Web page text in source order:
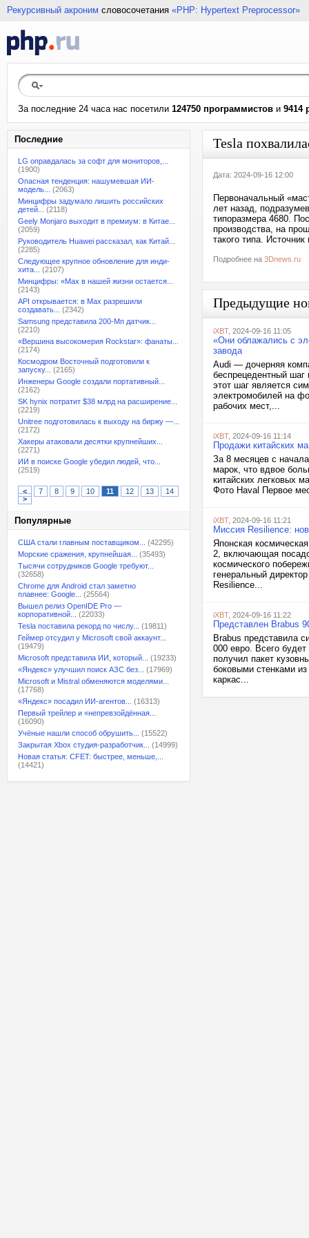
Рекурсивный акроним словосочетания «PHP: Hypertext Preprocessor»
За последние 24 часа нас посетили 124750 программистов и 9414
Последние
LG оправдалась за софт для мониторов,...
(1900)
Опасная тенденция: нашумевшая ИИ-
модель...
(2063)
Минцифры задумало лишить российских
детей...
(2118)
Geely Monjaro выходит в премиум: в Китае...
(2059)
Руководитель Huawei рассказал, как Китай...
(2285)
Следующее крупное обновление для инди-
хита...
(2107)
Минцифры: «Max в нашей жизни остается...
(2143)
API открывается: в Max разрешили
создавать...
(2342)
Samsung представила 200-Мп датчик...
(2210)
«Вершина высокомерия Rockstar»: фанаты...
(2174)
Космодром Восточный подготовили к
запуску...
(2165)
Инженеры Google создали портативный...
(2162)
SK hynix потратит $38 млрд на расширение...
(2219)
Unitree подготовилась к выходу на биржу —...
(2172)
Хакеры атаковали десятки крупнейших...
(2271)
ИИ в поиске Google убедил людей, что...
(2519)
< 7 8 9 10 11 12 13
14
>
Популярные
США стали главным поставщиком...
(42295)
Морские сражения, крупнейшая...
(35493)
Тысячи сотрудников Google требуют...
(32658)
Chrome для Android стал заметно
плавнее: Google...
(25564)
Вышел релиз OpenIDE Pro —
корпоративной...
(22033)
Tesla поставила рекорд по числу...
(19811)
Геймер отсудил у Microsoft свой аккаунт...
(19479)
Microsoft представила ИИ, который...
(19233)
«Яндекс» улучшил поиск АЗС без...
(17969)
Microsoft и Mistral обменяются моделями...
(17768)
«Яндекс» посадил ИИ-агентов...
(16313)
Первый трейлер и «непревзойдённая...
(16090)
Учёные нашли способ обрушить...
(15522)
Закрытая Xbox студия-разработчик...
(14999)
Новая статья: CFET: быстрее, меньше,...
(14421)
Tesla
Дата: 2024-09-16 12:00
Первоначальный
лет назад,
типоразмера 4680.
производства, на
такого типа.
Подробнее на 3Dnews.ru
Предыдущие
iXBT, 2024-09-16 11:05
«Они облажались с
завода
Audi — дочерняя
беспрецедентный шаг
этот шаг является
электромобилей на
рабочих мест,...
iXBT, 2024-09-16 11:14
Продажи китайских
За 8 месяцев с
марок, что вдвое
китайских легковых
Фото Haval Первое
iXBT, 2024-09-16 11:21
Миссия Resilience:
Японская
2, включающая
космического
генеральный
Resilience...
iXBT, 2024-09-16 11:22
Представлен Brabus
Brabus представила
000 евро. Всего
получил пакет
боковыми стенками
каркас...